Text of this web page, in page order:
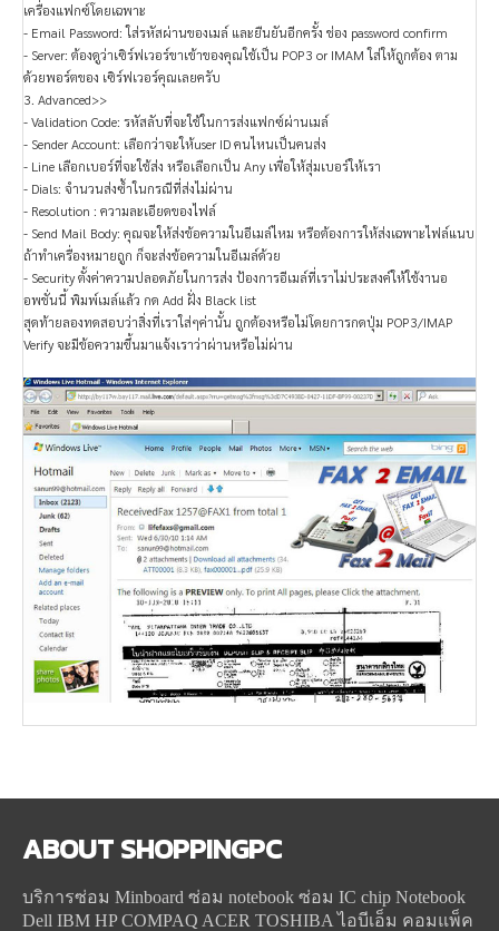
เครื่องแฟกซ์โดยเฉพาะ
- Email Password: ใส่รหัสผ่านของเมล์ และยืนยันอีกครั้ง ช่อง password confirm
- Server: ต้องดูว่าเซิร์ฟเวอร์ขาเข้าของคุณใช้เป็น POP3 or IMAM ใส่ให้ถูกต้อง ตาม
ด้วยพอร์ตของ เซิร์ฟเวอร์คุณเลยครับ
3. Advanced>>
- Validation Code: รหัสลับที่จะใช้ในการส่งแฟกซ์ผ่านเมล์
- Sender Account: เลือกว่าจะให้user ID คนไหนเป็นคนส่ง
- Line เลือกเบอร์ที่จะใช้ส่ง หรือเลือกเป็น Any เพื่อให้สุ่มเบอร์ให้เรา
- Dials: จำนวนส่งซ้ำในกรณีที่ส่งไม่ผ่าน
- Resolution : ความละเอียดของไฟล์
- Send Mail Body: คุณจะให้ส่งข้อความในอีเมล์ไหม หรือต้องการให้ส่งเฉพาะไฟล์แนบ
ถ้าทำเครื่องหมายถูก ก็จะส่งข้อความในอีเมล์ด้วย
- Security ตั้งค่าความปลอดภัยในการส่ง ป้องการอีเมล์ที่เราไม่ประสงค์ให้ใช้งานอ
อพชั่นนี้ พิมพ์เมล์แล้ว กด Add ฝั่ง Black list
สุดท้ายลองทดสอบว่าสิ่งที่เราใส่ๆค่านั้น ถูกต้องหรือไม่โดยการกดปุ่ม POP3/IMAP
Verify จะมีข้อความขึ้นมาแจ้งเราว่าผ่านหรือไม่ผ่าน
ABOUTSHOPPINGPC
บริการซ่อม Minboard ซ่อม notebook ซ่อม IC chip Notebook
Dell IBM HP COMPAQ ACER TOSHIBA ไอบีเอ็ม คอมแพ็ค